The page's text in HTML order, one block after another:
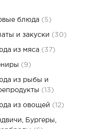
блюда (5)
и закуски (30)
из мяса (37)
(9)
из рыбы и
(13)
из овощей (12)
Бургеры,